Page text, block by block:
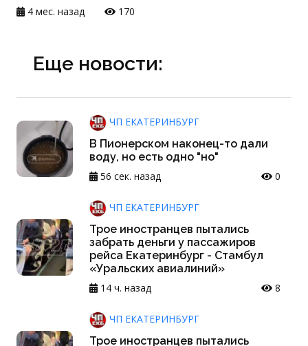
4 мес. назад
170
Еще новости:
ЧП ЕКАТЕРИНБУРГ
В Пионерском наконец-то дали
воду, но есть одно "но"
56 сек. назад
0
ЧП ЕКАТЕРИНБУРГ
Трое иностранцев пытались
забрать деньги у пассажиров
рейса Екатеринбург - Стамбул
«Уральских авиалиний»
14 ч. назад
8
ЧП ЕКАТЕРИНБУРГ
Трое иностранцев пытались